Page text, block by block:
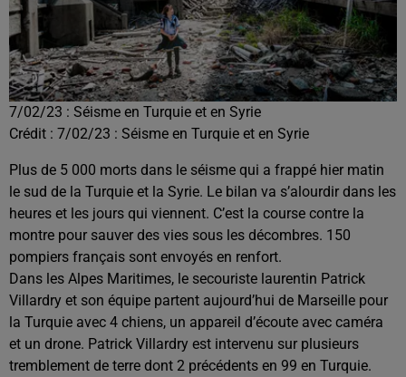
7/02/23 : Séisme en Turquie et en Syrie
Crédit : 7/02/23 : Séisme en Turquie et en Syrie
Plus de 5 000 morts dans le séisme qui a frappé hier matin
le sud de la Turquie et la Syrie. Le bilan va s’alourdir dans les
heures et les jours qui viennent. C’est la course contre la
montre pour sauver des vies sous les décombres. 150
pompiers français sont envoyés en renfort.
Dans les Alpes Maritimes, le secouriste laurentin Patrick
Villardry et son équipe partent aujourd’hui de Marseille pour
la Turquie avec 4 chiens, un appareil d’écoute avec caméra
et un drone. Patrick Villardry est intervenu sur plusieurs
tremblement de terre dont 2 précédents en 99 en Turquie.